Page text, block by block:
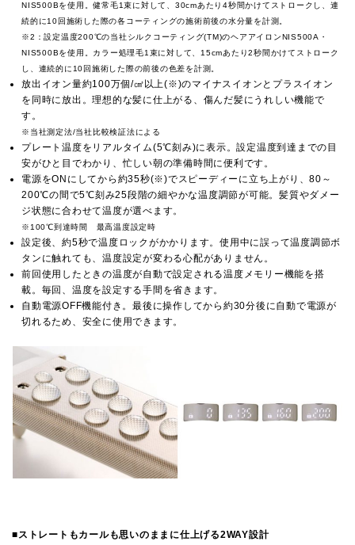
NIS500Bを使用。健常毛1束に対して、30cmあたり4秒間かけてストロークし、連
続的に10回施術した際の各コーティングの施術前後の水分量を計測。
※2：設定温度200℃の当社シルクコーティング(TM)のヘアアイロンNIS500A・
NIS500Bを使用。カラー処理毛1束に対して、15cmあたり2秒間かけてストローク
し、連続的に10回施術した際の前後の色差を計測。
放出イオン量約100万個/㎤以上(※)のマイナスイオンとプラスイオン
を同時に放出。理想的な髪に仕上がる、傷んだ髪にうれしい機能で
す。
※当社測定法/当社比較検証法による
プレート温度をリアルタイム(5℃刻み)に表示。設定温度到達までの目
安がひと目でわかり、忙しい朝の準備時間に便利です。
電源をONにしてから約35秒(※)でスピーディーに立ち上がり、80～
200℃の間で5℃刻み25段階の細やかな温度調節が可能。髪質やダメー
ジ状態に合わせて温度が選べます。
※100℃到達時間 最高温度設定時
設定後、約5秒で温度ロックがかかります。使用中に誤って温度調節ボ
タンに触れても、温度設定が変わる心配がありません。
前回使用したときの温度が自動で設定される温度メモリー機能を搭
載。毎回、温度を設定する手間を省きます。
自動電源OFF機能付き。最後に操作してから約30分後に自動で電源が
切れるため、安全に使用できます。
■ストレートもカールも思いのままに仕上げる2WAY設計